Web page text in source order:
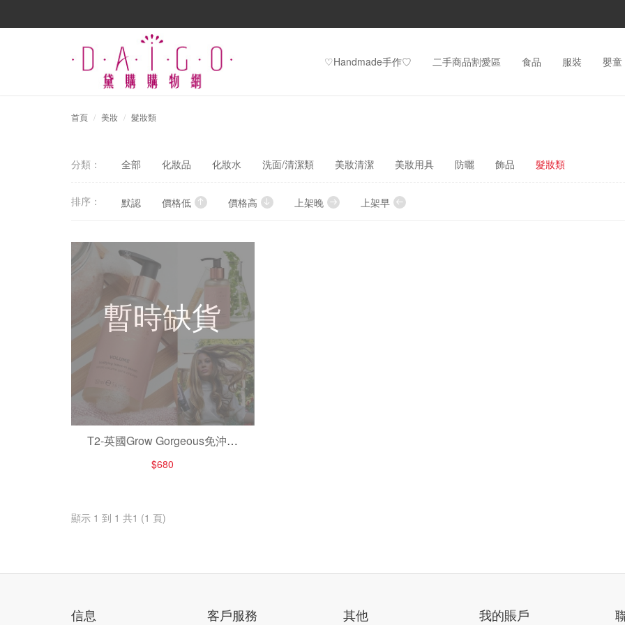
♡Handmade手作♡ 二手商品割愛區 食品 服裝 嬰童
首頁 美妝 髮妝類
分類： 全部 化妝品 化妝水 洗面/清潔類 美妝清潔 美妝用具 防曬 飾品 髮妝類
排序： 默認 價格低 價格高 上架晚 上架早
暫時缺貨
T2-英國Grow Gorgeous免沖洗
空氣感豐盈護髮素
$680
顯示 1 到 1 共1 (1 頁)
信息 客戶服務 其他 我的賬戶